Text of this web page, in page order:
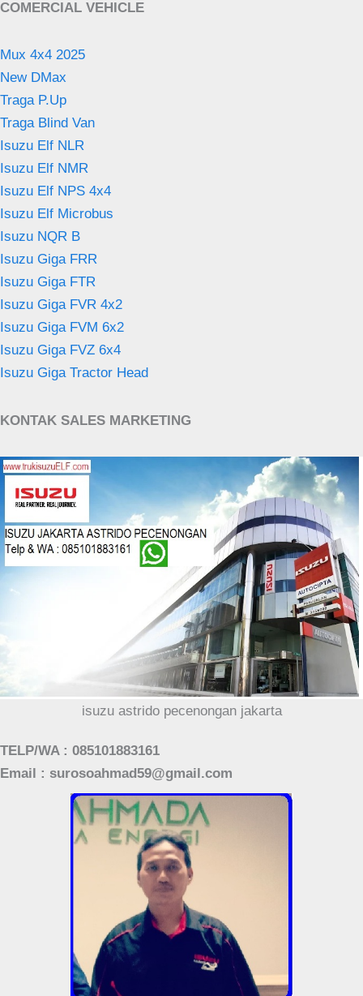
COMERCIAL VEHICLE
Mux 4x4 2025
New DMax
Traga P.Up
Traga Blind Van
Isuzu Elf NLR
Isuzu Elf NMR
Isuzu Elf NPS 4x4
Isuzu Elf Microbus
Isuzu NQR B
Isuzu Giga FRR
Isuzu Giga FTR
Isuzu Giga FVR 4x2
Isuzu Giga FVM 6x2
Isuzu Giga FVZ 6x4
Isuzu Giga Tractor Head
KONTAK SALES MARKETING
isuzu astrido pecenongan jakarta
TELP/WA : 085101883161
Email : surosoahmad59@gmail.com